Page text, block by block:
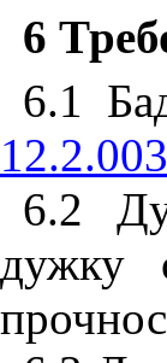
6
6.1
12.2.003
6.2
дужку